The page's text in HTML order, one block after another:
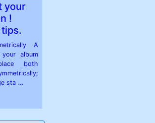
your
!
A
album
both
sta ...